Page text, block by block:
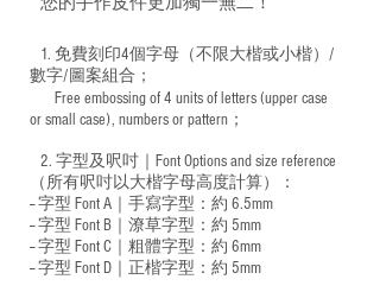
1. 免費刻印4個字母（不限大楷或小楷）/
數字/圖案組合；
Free embossing of 4 units of letters (upper case
or small case), numbers or pattern；
2. 字型及呎吋｜ Font Options and size reference
（所有呎吋以大楷字母高度計算）：
-- 字型 Font A｜手寫字型：約 6.5mm
-- 字型 Font B｜潦草字型： 約 5mm
-- 字型 Font C｜粗體字型：約 6mm
-- 字型 Font D｜正楷字型： 約 5mm